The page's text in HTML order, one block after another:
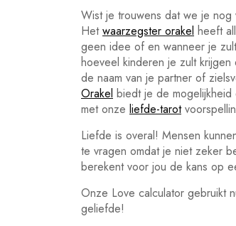
Wist je trouwens dat we je
Hetwaarzegster orakel heeft
geen idee of en wanneer je
hoeveel kinderen je zult
de naam van je partner of
Orakel biedt je de mogelijkheid
met onze liefde-tarot
Liefde is overal! Mensen
te vragen omdat je niet zeker
berekent voor jou de kans op
Onze Love calculator gebruikt
geliefde!